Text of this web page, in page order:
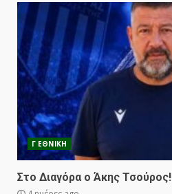
Γ ΕΘΝΙΚΗ
Στο Διαγόρα ο Άκης Τσούρος!